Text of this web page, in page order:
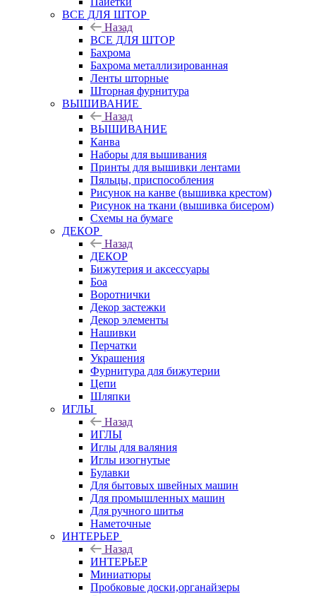
ВСЕ ДЛЯ ШТОР
Назад
ВСЕ ДЛЯ ШТОР
Бахрома
Бахрома металлизированная
Ленты шторные
Шторная фурнитура
ВЫШИВАНИЕ
Назад
ВЫШИВАНИЕ
Канва
Наборы для вышивания
Принты для вышивки лентами
Пяльцы, приспособления
Рисунок на канве (вышивка крестом)
Рисунок на ткани (вышивка бисером)
Схемы на бумаге
ДЕКОР
Назад
ДЕКОР
Бижутерия и аксессуары
Боа
Воротнички
Декор застежки
Декор элементы
Нашивки
Перчатки
Украшения
Фурнитура для бижутерии
Цепи
Шляпки
ИГЛЫ
Назад
ИГЛЫ
Иглы для валяния
Иглы изогнутые
Булавки
Для бытовых швейных машин
Для промышленных машин
Для ручного шитья
Наметочные
ИНТЕРЬЕР
Назад
ИНТЕРЬЕР
Миниатюры
Пробковые доски,органайзеры